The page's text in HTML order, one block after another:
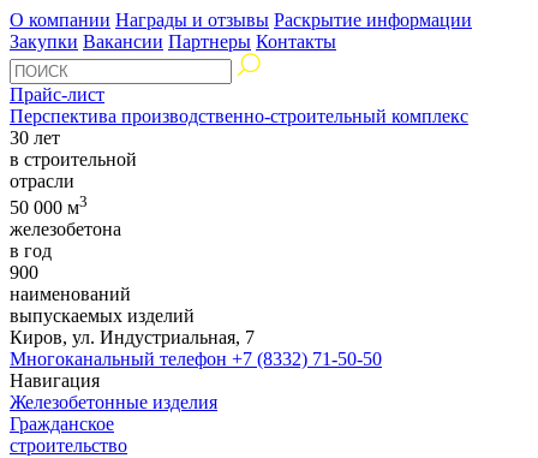
О компании Награды и отзывы Раскрытие информации
Закупки Вакансии Партнеры Контакты
Прайс-лист
Перспектива производственно-строительный комплекс
30 лет
в строительной
отрасли
50 000 м3
железобетона
в год
900
наименований
выпускаемых изделий
Киров, ул. Индустриальная, 7
Многоканальный телефон +7 (8332) 71-50-50
Навигация
Железобетонные изделия
Гражданское
строительство